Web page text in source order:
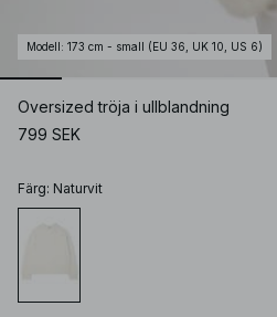
Modell : 173 cm - small (EU 36, UK 10, US 6)
Oversized tröja i ullblandning
799 SEK
Färg: Naturvit